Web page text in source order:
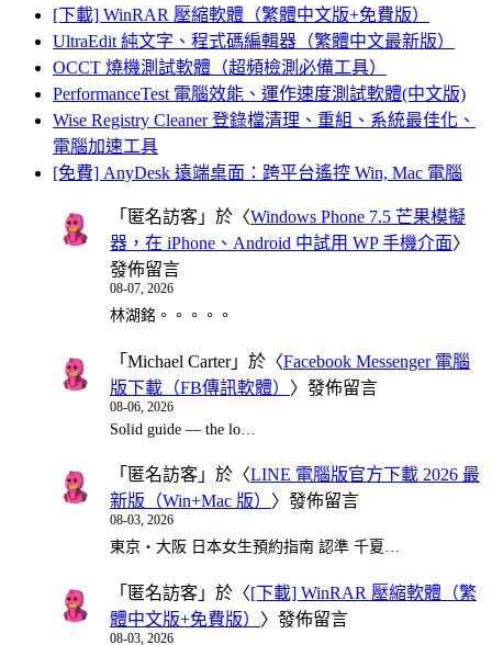
[下載] WinRAR 壓縮軟體（繁體中文版+免費版）
UltraEdit 純文字、程式碼編輯器（繁體中文最新版）
OCCT 燒機測試軟體（超頻檢測必備工具）
PerformanceTest 電腦效能、運作速度測試軟體(中文版)
Wise Registry Cleaner 登錄檔清理、重組、系統最佳化、
電腦加速工具
[免費] AnyDesk 遠端桌面：跨平台遙控 Win, Mac 電腦
「 匿名訪客 」於〈Windows Phone 7.5 芒果模擬
器，在 iPhone、Android 中試用 WP 手機介面〉
發佈留言
08-07, 2026
林湖銘。。。。。
「 Michael Carter」於〈Facebook Messenger 電腦
版下載（FB傳訊軟體） 〉發佈留言
08-06, 2026
Solid guide — the lo…
「 匿名訪客 」於〈LINE 電腦版官方下載 2026 最
新版（Win+Mac 版） 〉發佈留言
08-03, 2026
東京・大阪 日本女生預約指南 認準 千夏…
「 匿名訪客 」於〈[下載] WinRAR 壓縮軟體（繁
體中文版+免費版） 〉發佈留言
08-03, 2026